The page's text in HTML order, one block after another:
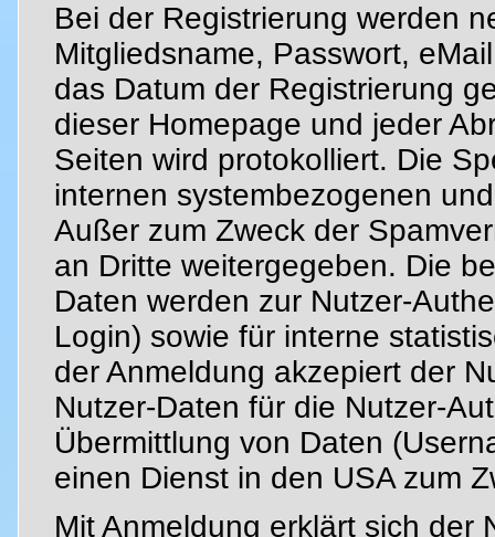
Bei der Registrierung werden
Mitgliedsname, Passwort,
das Datum der Registrierung
dieser Homepage und jeder
Seiten wird protokolliert. Die
internen systembezogenen
Außer zum Zweck der
an Dritte weitergegeben. Die
Daten werden zur Nutzer-
Login) sowie für interne
der Anmeldung akzepiert der
Nutzer-Daten für die Nutzer-
Übermittlung von Daten
einen Dienst in den USA zum
Mit Anmeldung erklärt sich der